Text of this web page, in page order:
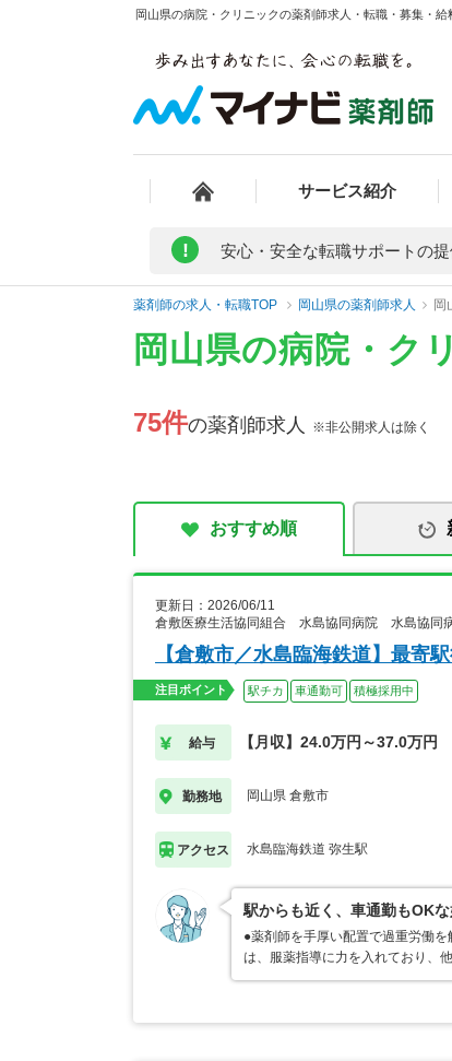
岡山県の病院・クリニックの薬剤師求人・転職・募集・
サービス紹介
! 安心・安全な転職サポートの提
薬剤師の求人・転職TOP 岡山県の薬剤師求人 岡
岡山県の病院・ク
75件の薬剤師求人 ※非公開求人は除く
おすすめ順
更新日：2026/06/11
倉敷医療生活協同組合 水島協同病院 水島協同
【倉敷市／水島臨海鉄道】最寄
注目ポイント 駅チカ 車通勤可 積極採用中
給与 【月収】24.0万円～37.0万円
勤務地 岡山県 倉敷市
アクセス 水島臨海鉄道 弥生駅
駅からも近く、車通勤もOK
●薬剤師を手厚い配置で過重労働
は、服薬指導に力を入れており、